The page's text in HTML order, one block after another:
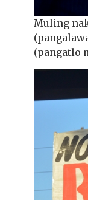
Muling
(pangatlo